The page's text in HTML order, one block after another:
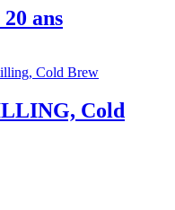
ans
Cold